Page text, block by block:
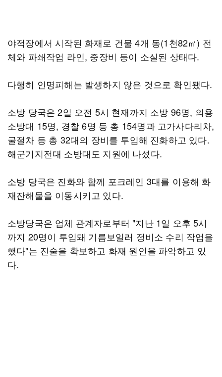
야적장에서 시작된 화재로 건물 4개 동(1천82㎡) 전
체와 파쇄작업 라인, 중장비 등이 소실된 상태다.
다행히 인명피해는 발생하지 않은 것으로 확인됐다.
소방 당국은 2일 오전 5시 현재까지 소방 96명, 의용
소방대 15명, 경찰 6명 등 총 154명과 고가사다리차,
굴절차 등 총 32대의 장비를 투입해 진화하고 있다.
해군기지전대 소방대도 지원에 나섰다.
소방 당국은 진화와 함께 포크레인 3대를 이용해 화
재잔해물을 이동시키고 있다.
소방당국은 업체 관계자로부터 "지난 1일 오후 5시
까지 20명이 투입돼 기름보일러 정비소 수리 작업을
했다"는 진술을 확보하고 화재 원인을 파악하고 있
다.